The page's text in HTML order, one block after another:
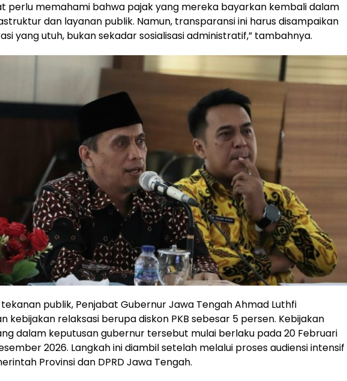
perlu memahami bahwa pajak yang mereka bayarkan kembali dalam
dan layanan publik. Namun, transparansi ini harus disampaikan
yang utuh, bukan sekadar sosialisasi administratif,” tambahnya.
publik, Penjabat Gubernur Jawa Tengah Ahmad Luthfi
kebijakan relaksasi berupa diskon PKB sebesar 5 persen. Kebijakan
dalam keputusan gubernur tersebut mulai berlaku pada 20 Februari
2026. Langkah ini diambil setelah melalui proses audiensi intensif
Provinsi dan DPRD Jawa Tengah.